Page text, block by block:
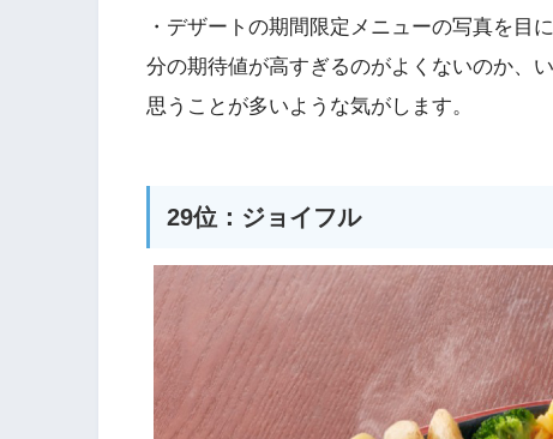
・デザートの期間限定メニューの写真を目
分の期待値が高すぎるのがよくないのか、
思うことが多いような気がします。
29位：ジョイフル